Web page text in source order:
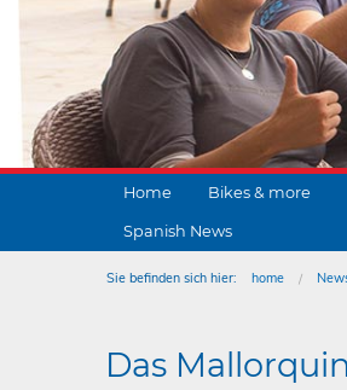
Home Bikes & more
Spanish News
Sie befinden sich hier: home
Das